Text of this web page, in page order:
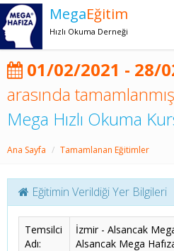
MegaEğitim
Hızlı Okuma Derneği
01/02/2021 - 28/
arasında tamamlanmış
Mega Hızlı Okuma
Ana Sayfa Tamamlanan Eğitimler
Eğitimin Verildiği Yer Bilgileri
Temsilci
Adı:
İzmir - Alsancak
Alsancak Mega